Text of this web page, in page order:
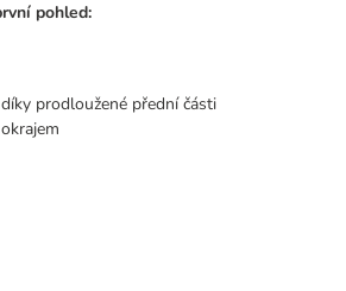
pohled:
prodloužené přední části